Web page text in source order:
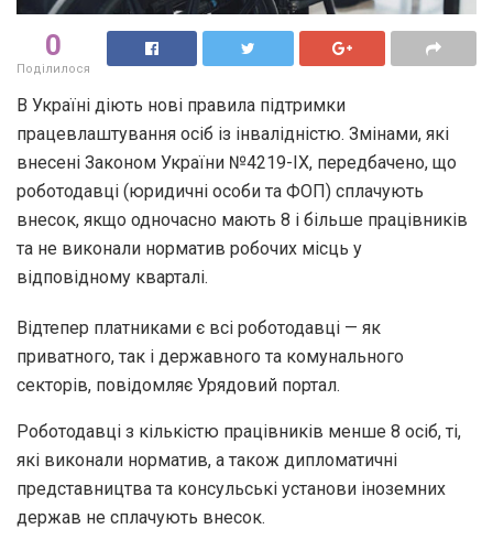
0
Поділилося
В Україні діють нові правила підтримки
працевлаштування осіб із інвалідністю. Змінами, які
внесені Законом України №4219-ІХ, передбачено, що
роботодавці (юридичні особи та ФОП) сплачують
внесок, якщо одночасно мають 8 і більше працівників
та не виконали норматив робочих місць у
відповідному кварталі.
Відтепер платниками є всі роботодавці — як
приватного, так і державного та комунального
секторів, повідомляє Урядовий портал.
Роботодавці з кількістю працівників менше 8 осіб, ті,
які виконали норматив, а також дипломатичні
представництва та консульські установи іноземних
держав не сплачують внесок.